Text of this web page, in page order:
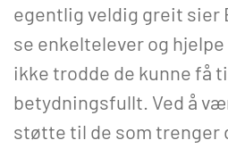
egentlig veldig greit sier
se enkeltelever og
ikke trodde de kunne få
betydningsfullt. Ved å
støtte til de som trenger